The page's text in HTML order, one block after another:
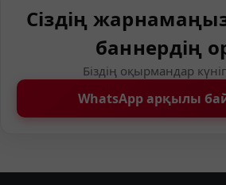
Сіздің
баннердің
Біздің оқырмандар
WhatsApp арқылы